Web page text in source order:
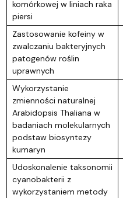
komórkowej w liniach raka
piersi
Zastosowanie kofeiny w
zwalczaniu bakteryjnych
patogenów roślin
uprawnych
Wykorzystanie
zmienności naturalnej
Arabidopsis Thaliana w
badaniach molekularnych
podstaw biosyntezy
kumaryn
Udoskonalenie taksonomii
cyanobakterii z
wykorzystaniem metody